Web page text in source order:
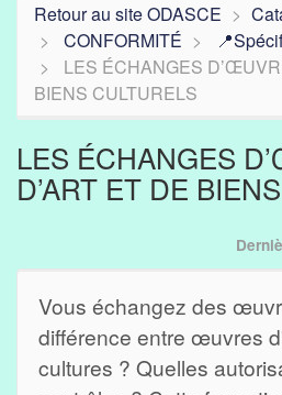
Retour au site ODASCE
CONFORMITÉ
LES ÉCHANGES
BIENS CULTURELS
LES ÉCHANGES
D’ART ET DE
Vous échangez des
différence entre œuvres
cultures ? Quelles